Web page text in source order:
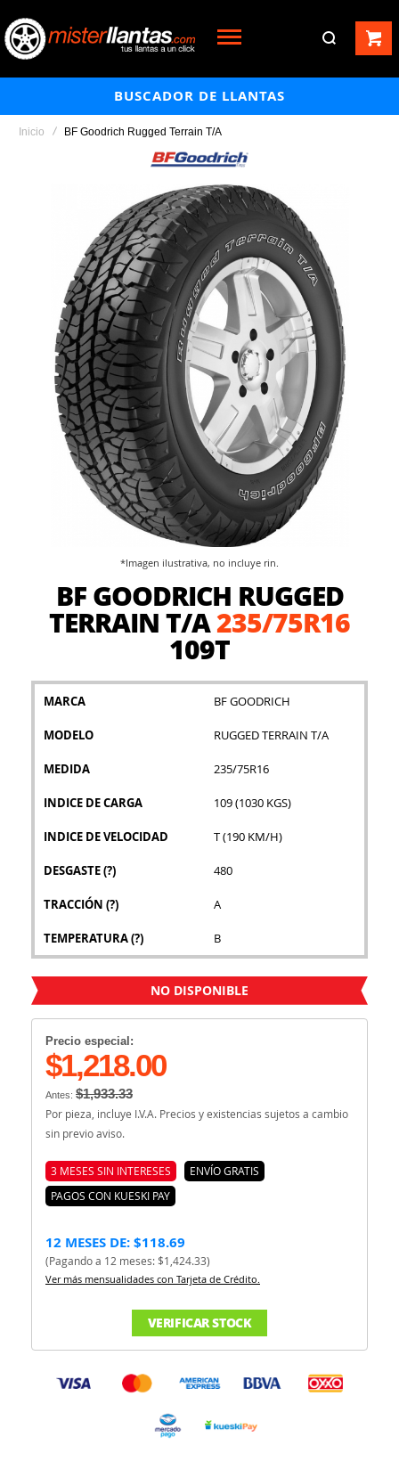
BUSCADOR DE LLANTAS
Inicio BF Goodrich Rugged Terrain T/A
BF GOODRICH RUGGED
TERRAIN T/A235/75R16
109T
MARCA BF GOODRICH
MODELO RUGGED TERRAIN T/A
MEDIDA 235/75R16
INDICE DE CARGA 109 (1030 KGS)
INDICE DE VELOCIDAD T (190 KM/H)
DESGASTE(?) 480
TRACCIÓN (?) A
TEMPERATURA(?) B
NO DISPONIBLE
Precio especial:
$1,218.00
Antes: $1,933.33
Por pieza, incluye I.V.A. Precios y existencias sujetos a cambio
sin previo aviso.
3 MESES SIN INTERESES
ENVÍO GRATIS
PAGOS CON KUESKI PAY
12 MESES DE: $118.69
(Pagando a 12 meses: $1,424.33)
Ver más mensualidades con Tarjeta de Crédito.
VERIFICAR STOCK
imágenes
*Imagen ilustrativa, no incluye rin.
comienzo
de
imágenes